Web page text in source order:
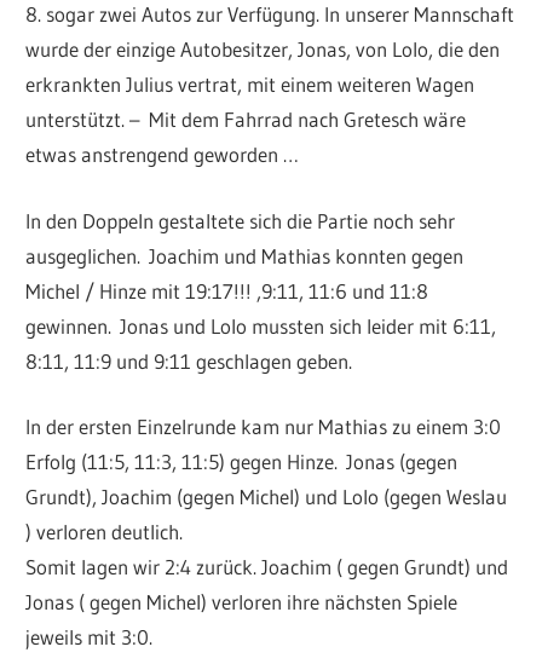
8. sogar zwei Autos zur Verfügung. In unserer Mannschaft
wurde der einzige Autobesitzer, Jonas, von Lolo, die den
erkrankten Julius vertrat, mit einem weiteren Wagen
unterstützt. – Mit dem Fahrrad nach Gretesch wäre
etwas anstrengend geworden …
In den Doppeln gestaltete sich die Partie noch sehr
ausgeglichen. Joachim und Mathias konnten gegen
Michel / Hinze mit 19:17!!! ,9:11, 11:6 und 11:8
gewinnen. Jonas und Lolo mussten sich leider mit 6:11,
8:11, 11:9 und 9:11 geschlagen geben.
In der ersten Einzelrunde kam nur Mathias zu einem 3:0
Erfolg (11:5, 11:3, 11:5) gegen Hinze. Jonas (gegen
Grundt), Joachim (gegen Michel) und Lolo (gegen Weslau
) verloren deutlich.
Somit lagen wir 2:4 zurück. Joachim ( gegen Grundt) und
Jonas ( gegen Michel) verloren ihre nächsten Spiele
jeweils mit 3:0.